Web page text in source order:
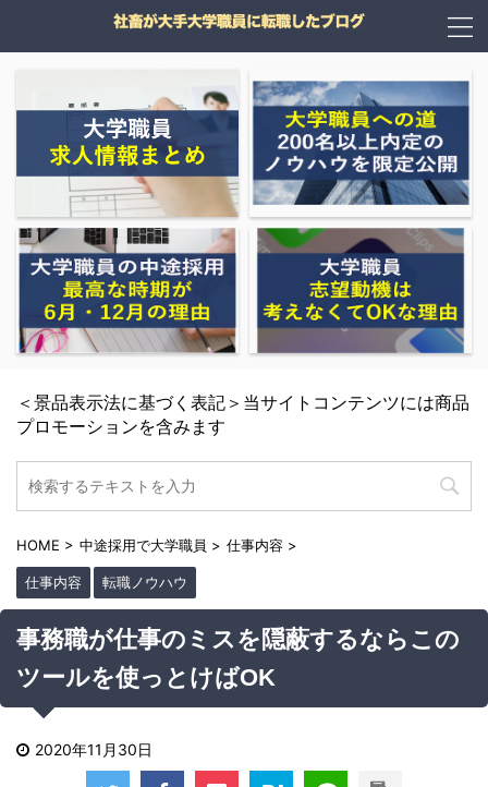
＜景品表示法に基づく表記＞当サイトコンテンツには商品
プロモーションを含みます
HOME > 中途採用で大学職員 > 仕事内容 >
仕事内容 転職ノウハウ
事務職が仕事のミスを隠蔽するならこの
ツールを使っとけばOK
2020年11月30日